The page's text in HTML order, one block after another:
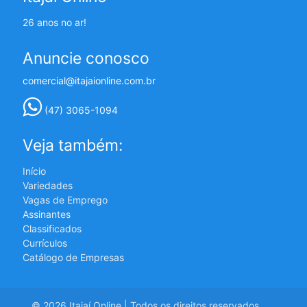
26 anos no ar!
Anuncie conosco
comercial@itajaionline.com.br
(47) 3065-1094
Veja também:
Início
Variedades
Vagas de Emprego
Assinantes
Classificados
Currículos
Catálogo de Empresas